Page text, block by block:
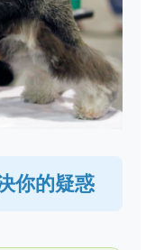
你的疑惑